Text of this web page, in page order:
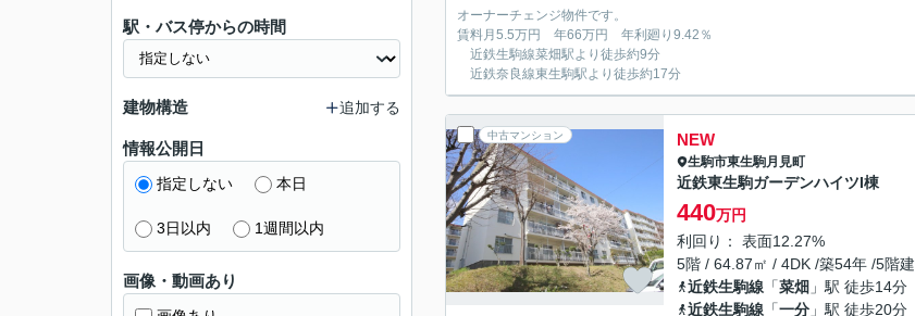
オーナーチェンジ物件です。
賃料月5.5万円 年66万円 年利廻り9.42％
近鉄生駒線菜畑駅より徒歩約9分
近鉄奈良線東生駒駅より徒歩約17分
中古マンション NEW
生駒市東生駒月見町
近鉄東生駒ガーデンハイツI棟
440万円
利回り： 表面12.27%
5階 / 64.87㎡ / 4DK /築54年 /5階建
近鉄生駒線 「菜畑 」駅 徒歩14分
近鉄生駒線 「一分 」駅 徒歩20分
駅・バス停からの時間
建物構造 追加する
情報公開日
指定しない 本日
3日以内 1週間以内
画像・動画あり